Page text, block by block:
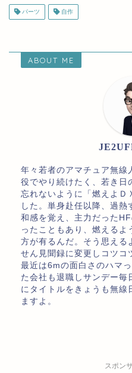
パーツ 自作
ABOUT ME
年々若者のアマチュア無線
役でやり続けたく、若き日
忘れないように「燃えよＤ
した。単身赴任以降、過
和感を覚え、主力だった
ったこともあり、燃えるよ
方が有るんだ。そう思える
せん見聞録に変更しコツコ
最近は6mの面白さのハマ
た会社も退職しサンデー毎
にタイトルをきょうも無線
ますよ。
スポン